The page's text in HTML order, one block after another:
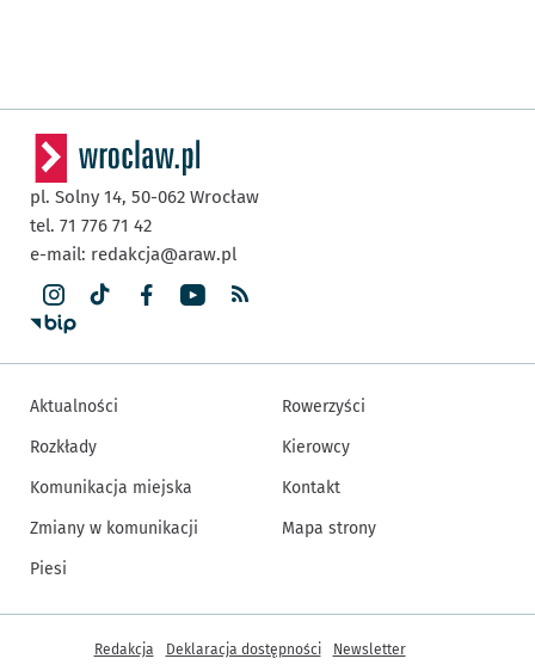
pl. Solny 14, 50-062 Wrocław
tel. 71 776 71 42
e-mail: redakcja@araw.pl
Aktualności
Rozkłady
Komunikacja miejska
Zmiany w komunikacji
Piesi
Rowerzyści
Kierowcy
Kontakt
Mapa strony
Inne informacje
Redakcja Deklaracja dostępności Newsletter